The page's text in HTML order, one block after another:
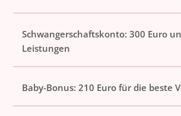
Schwangerschaftskonto: 300 Euro
Leistungen
Baby-Bonus: 210 Euro für die beste